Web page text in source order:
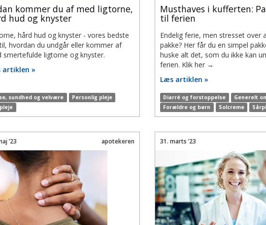
kommer du af med ligtorne,
hud og knyster
hård hud og knyster - vores bedste
hvordan du undgår eller kommer af
smertefulde ligtorne og knyster.
artiklen »
sundhed og velvære
Personlig pleje
Musthaves i kufferten:
til ferien
Endelig ferie, men stresset over
pakke? Her får du en simpel
huske alt det, som du ikke kan
ferien. Klik her →
Læs artiklen »
Diarré og forstoppelse
Generelt
Forældre og børn
Solcreme
’23 apotekeren 31. marts ’23